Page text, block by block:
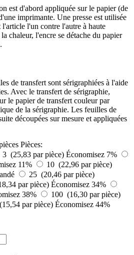
est d'abord appliquée sur le papier (de
imprimante. Une presse est utilisée
l'article l'un contre l'autre à haute
chaleur, l'encre se détache du papier
de transfert sont sérigraphiées à l'aide
Avec le transfert de sérigraphie,
le papier de transfert couleur par
de la sérigraphie. Les feuilles de
découpées sur mesure et appliquées
Pièces:
3 (25,83 par pièce) Économisez 7%
11%
10 (22,96 par pièce)
25 (20,46 par pièce)
par pièce) Économisez 34%
38%
100 (16,30 par pièce)
par pièce) Économisez 44%